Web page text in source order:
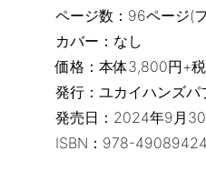
ページ数：96ページ(
カバー：なし
価格：本体3,800円+税
発行：ユカイハンズパ
発売日：2024年9月
ISBN：978-